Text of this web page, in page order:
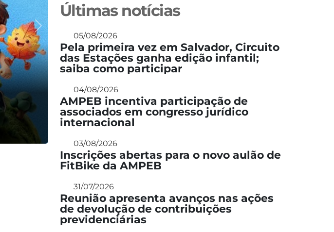
Últimas notícias
05/08/2026
Pela primeira vez em Salvador, Circuito
das Estações ganha edição infantil;
saiba como participar
04/08/2026
AMPEB incentiva participação de
associados em congresso jurídico
internacional
03/08/2026
Inscrições abertas para o novo aulão de
FitBike da AMPEB
31/07/2026
Reunião apresenta avanços nas ações
de devolução de contribuições
previdenciárias